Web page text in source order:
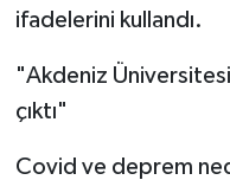
ifadelerini kullandı.
"Akdeniz
çıktı"
Covid ve deprem